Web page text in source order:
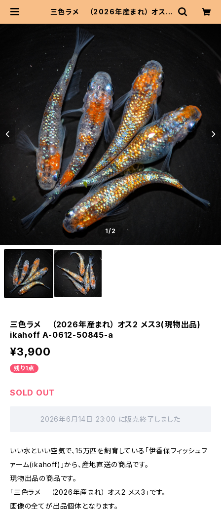
三色ラメ （2026年産まれ） オス2
50845-a | 伊香保フィッシュファー
ムBASEショップ
1/2
三色ラメ （2026年産まれ） オス2 メス3(現物出品)
ikahoff A-0612-50845-a
¥3,900
残り1点
SOLD OUT
2026年6月14日 23:00 に販売終了しました
いい水といい空気で、15万匹を飼育している「伊香保フィッシュフ
ァーム(ikahoff)」から、産地直送の商品です。
現物出品の商品です。
「三色ラメ （2026年産まれ） オス2 メス3」です。
画像の全てが出品個体となります。